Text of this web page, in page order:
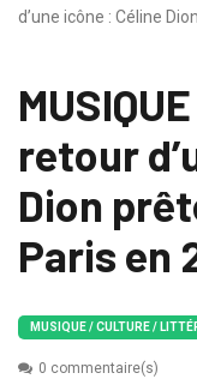
d’une icône : Céline
retour
Dion
Paris en
MUSIQUE / CULTURE /
0 commentaire(s)